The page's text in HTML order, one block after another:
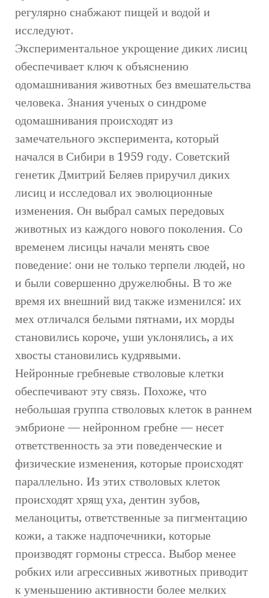
регулярно снабжают пищей и водой и
исследуют.
Экспериментальное укрощение диких лисиц
обеспечивает ключ к объяснению
одомашнивания животных без вмешательства
человека. Знания ученых о синдроме
одомашнивания происходят из
замечательного эксперимента, который
начался в Сибири в 1959 году. Советский
генетик Дмитрий Беляев приручил диких
лисиц и исследовал их эволюционные
изменения. Он выбрал самых передовых
животных из каждого нового поколения. Со
временем лисицы начали менять свое
поведение: они не только терпели людей, но
и были совершенно дружелюбны. В то же
время их внешний вид также изменился: их
мех отличался белыми пятнами, их морды
становились короче, уши уклонялись, а их
хвосты становились кудрявыми.
Нейронные гребневые стволовые клетки
обеспечивают эту связь. Похоже, что
небольшая группа стволовых клеток в раннем
эмбрионе — нейронном гребне — несет
ответственность за эти поведенческие и
физические изменения, которые происходят
параллельно. Из этих стволовых клеток
происходят хрящ уха, дентин зубов,
меланоциты, ответственные за пигментацию
кожи, а также надпочечники, которые
производят гормоны стресса. Выбор менее
робких или агрессивных животных приводит
к уменьшению активности более мелких